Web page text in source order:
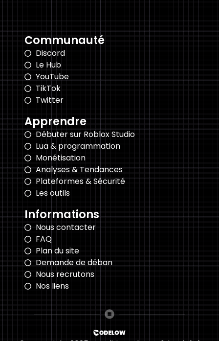
Communauté
Discord
Le Hub
YouTube
TikTok
Twitter
Apprendre
Débuter sur Roblox Studio
Lua & programmation
Monétisation
Analyses & Tendances
Plateformes & Sécurité
Les outils
Informations
Nous contacter
FAQ
Plan du site
Demande de déban
Nous recrutons
Nos liens